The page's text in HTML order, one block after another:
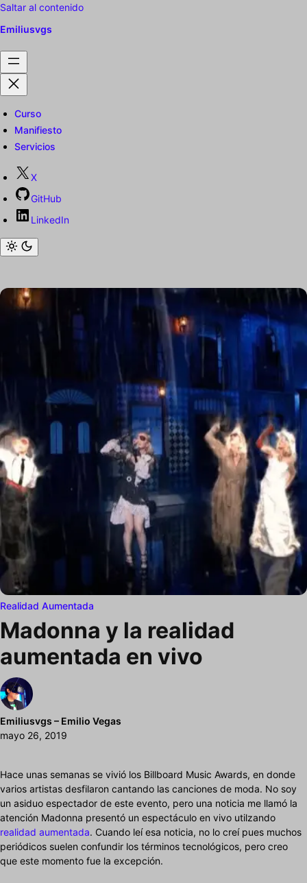
Saltar al contenido
Emiliusvgs
Curso
Manifiesto
Servicios
X
GitHub
LinkedIn
Realidad Aumentada
Madonna y la realidad
aumentada en vivo
Emiliusvgs – Emilio Vegas
mayo 26, 2019
Hace unas semanas se vivió los Billboard Music Awards, en donde
varios artistas desfilaron cantando las canciones de moda. No soy
un asiduo espectador de este evento, pero una noticia me llamó la
atención Madonna presentó un espectáculo en vivo utilzando
realidad aumentada. Cuando leí esa noticia, no lo creí pues muchos
periódicos suelen confundir los términos tecnológicos, pero creo
que este momento fue la excepción.